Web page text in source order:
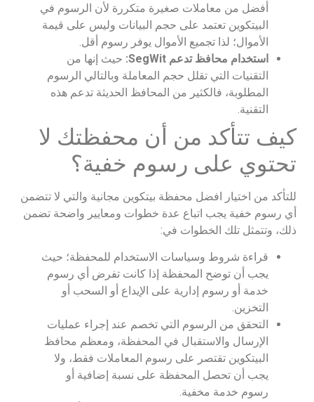
أفضل من معاملات صغيرة متكررة لأن الرسوم في
البيتكوين تعتمد على حجم البيانات وليس على قيمة
الأموال؛ لذا تجميع الأموال يوفر رسوم أقل.
استخدام محافظ تدعم SegWit:
حيث إنها من
التقنيات التي تقلل حجم المعاملة وبالتالي الرسوم
المطلوبة، فالكثير من المحافظ الحديثة تدعم هذه
التقنية.
كيف تتأكد من أن محفظتك لا
تحتوي على رسوم خفية؟
للتأكد من اختيار افضل محفظة بيتكوين مجانية والتي لا تتضمن
أي رسوم خفية يجب اتباع عدة خطوات ومعايير واضحة تضمن
ذلك، وتتمثل تلك الخطوات في:
قراءة شروط وسياسات الاستخدام للمحفظة؛ حيث
يجب أن توضح المحفظة إذا كانت تفرض أي رسوم
خدمة أو رسوم إدارية على الإيداع أو السحب أو
التخزين.
التحقق من الرسوم التي تخصم عند إجراء عمليات
الإرسال والاستقبال في المحفظة، ومعظم محافظ
البيتكوين تقتصر على رسوم المعاملات فقط، ولا
يجب أن تحصل المحفظة على نسبة إضافية أو
رسوم خدمة مخفية.